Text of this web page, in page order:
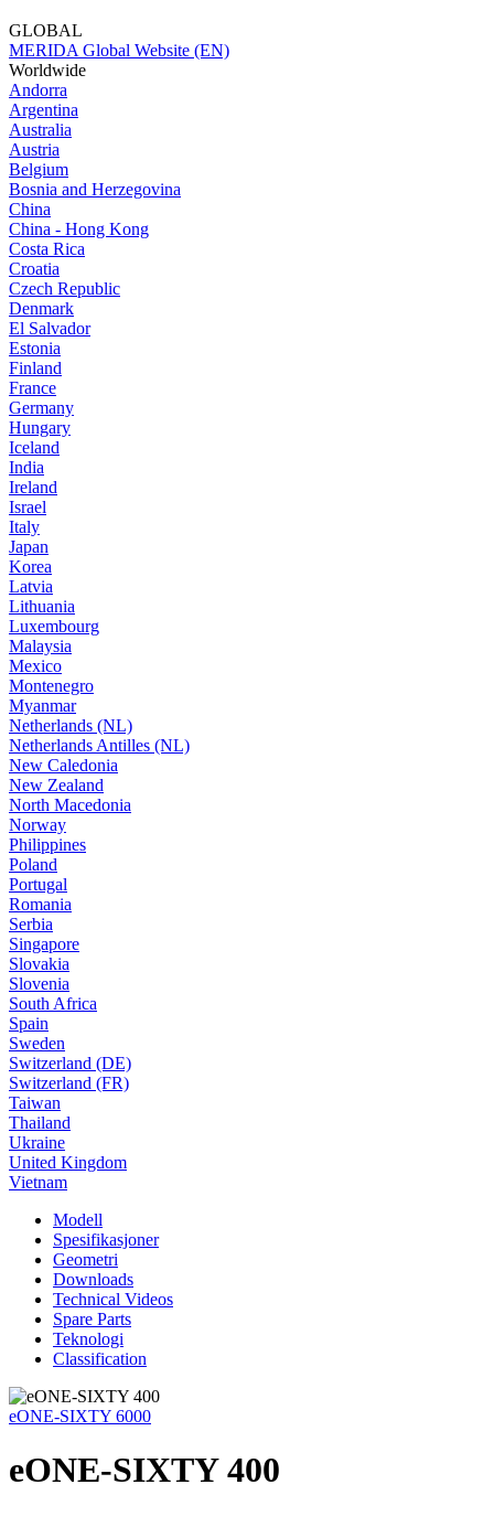
GLOBAL
MERIDA Global Website (EN)
Worldwide
Andorra
Argentina
Australia
Austria
Belgium
Bosnia and Herzegovina
China
China - Hong Kong
Costa Rica
Croatia
Czech Republic
Denmark
El Salvador
Estonia
Finland
France
Germany
Hungary
Iceland
India
Ireland
Israel
Italy
Japan
Korea
Latvia
Lithuania
Luxembourg
Malaysia
Mexico
Montenegro
Myanmar
Netherlands (NL)
Netherlands Antilles (NL)
New Caledonia
New Zealand
North Macedonia
Norway
Philippines
Poland
Portugal
Romania
Serbia
Singapore
Slovakia
Slovenia
South Africa
Spain
Sweden
Switzerland (DE)
Switzerland (FR)
Taiwan
Thailand
Ukraine
United Kingdom
Vietnam
Modell
Spesifikasjoner
Geometri
Downloads
Technical Videos
Spare Parts
Teknologi
Classification
eONE-SIXTY 6000
eONE-SIXTY 400